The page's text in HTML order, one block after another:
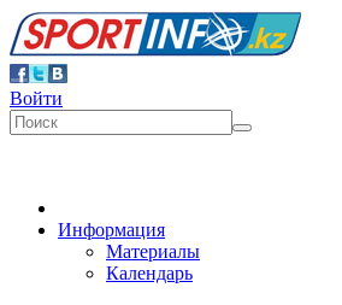
Войти
Информация
Материалы
Календарь